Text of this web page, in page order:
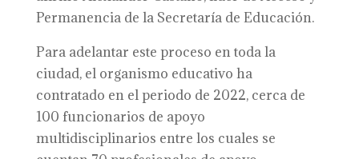
Permanencia de la Secretaría de Educación.
Para adelantar este proceso en toda la
ciudad, el organismo educativo ha
contratado en el periodo de 2022, cerca de
100 funcionarios de apoyo
multidisciplinarios entre los cuales se